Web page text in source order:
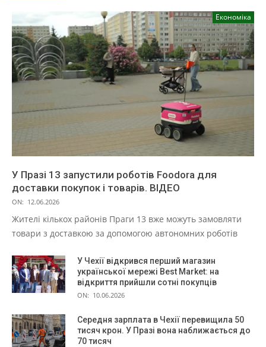
Економіка
У Празі 13 запустили роботів Foodora для
доставки покупок і товарів. ВІДЕО
ON: 12.06.2026
Жителі кількох районів Праги 13 вже можуть замовляти
товари з доставкою за допомогою автономних роботів
У Чехії відкрився перший магазин
української мережі Best Market: на
відкриття прийшли сотні покупців
ON: 10.06.2026
Середня зарплата в Чехії перевищила 50
тисяч крон. У Празі вона наближається до
70 тисяч